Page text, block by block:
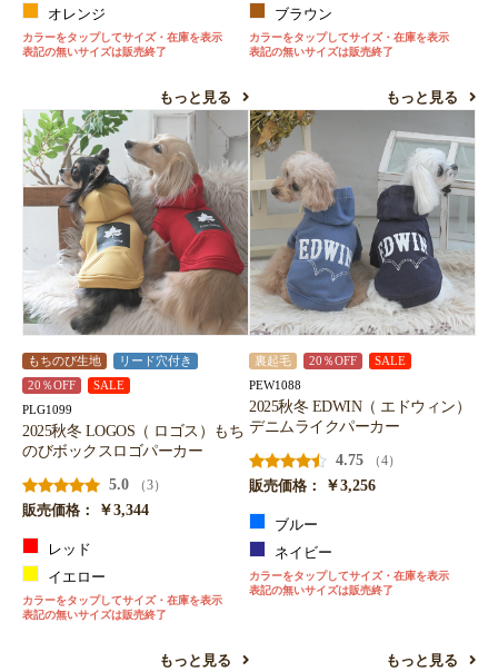
オレンジ
カラーをタップしてサイズ・在庫を表示
表記の無いサイズは販売終了
もっと見る
ブラウン
カラーをタップしてサイズ・在庫を表示
表記の無いサイズは販売終了
もっと見る
もちのび生地
リード穴付き
20％OFF
SALE
PLG1099
2025秋冬 LOGOS（ ロゴス）もち
のびボックスロゴパーカー
5.0
（3）
販売価格：
￥3,344
レッド
イエロー
カラーをタップしてサイズ・在庫を表示
表記の無いサイズは販売終了
もっと見る
裏起毛 20％OFF SALE
PEW1088
2025秋冬 EDWIN（ エドウィン）
デニムライクパーカー
4.75
（4）
販売価格：
￥3,256
ブルー
ネイビー
カラーをタップしてサイズ・在庫を表示
表記の無いサイズは販売終了
もっと見る